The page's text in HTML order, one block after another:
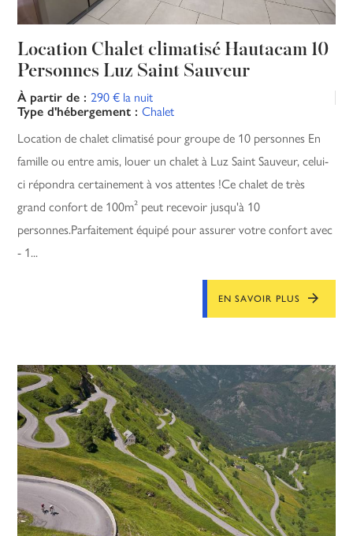
Location Chalet climatisé Hautacam 10
Personnes Luz Saint Sauveur
À partir de :290 € la nuit
Type d'hébergement :Chalet
Location de chalet climatisé pour groupe de 10 personnes En
famille ou entre amis, louer un chalet à Luz Saint Sauveur, celui-
ci répondra certainement à vos attentes !Ce chalet de très
grand confort de 100m² peut recevoir jusqu'à 10
personnes.Parfaitement équipé pour assurer votre confort avec
- 1...
EN SAVOIR PLUS